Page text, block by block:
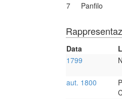
7
Panfilo
Data
1799
aut. 1800